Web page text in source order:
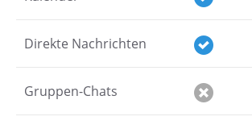
Direkte Nachrichten
Gruppen-Chats